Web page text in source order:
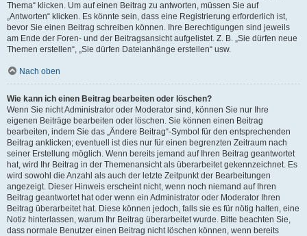
Thema“ klicken. Um auf einen Beitrag zu antworten, müssen Sie auf
„Antworten“ klicken. Es könnte sein, dass eine Registrierung erforderlich ist,
bevor Sie einen Beitrag schreiben können. Ihre Berechtigungen sind jeweils
am Ende der Foren- und der Beitragsansicht aufgelistet. Z. B. „Sie dürfen neue
Themen erstellen“, „Sie dürfen Dateianhänge erstellen“ usw.
Nach oben
Wie kann ich einen Beitrag bearbeiten oder löschen?
Wenn Sie nicht Administrator oder Moderator sind, können Sie nur Ihre
eigenen Beiträge bearbeiten oder löschen. Sie können einen Beitrag
bearbeiten, indem Sie das „Ändere Beitrag“-Symbol für den entsprechenden
Beitrag anklicken; eventuell ist dies nur für einen begrenzten Zeitraum nach
seiner Erstellung möglich. Wenn bereits jemand auf Ihren Beitrag geantwortet
hat, wird Ihr Beitrag in der Themenansicht als überarbeitet gekennzeichnet. Es
wird sowohl die Anzahl als auch der letzte Zeitpunkt der Bearbeitungen
angezeigt. Dieser Hinweis erscheint nicht, wenn noch niemand auf Ihren
Beitrag geantwortet hat oder wenn ein Administrator oder Moderator Ihren
Beitrag überarbeitet hat. Diese können jedoch, falls sie es für nötig halten, eine
Notiz hinterlassen, warum Ihr Beitrag überarbeitet wurde. Bitte beachten Sie,
dass normale Benutzer einen Beitrag nicht löschen können, wenn bereits